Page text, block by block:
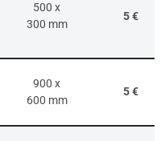
500 x
300 mm
5 €
900 x
600 mm
5 €